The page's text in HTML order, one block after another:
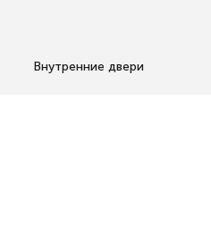
Внутренние двери